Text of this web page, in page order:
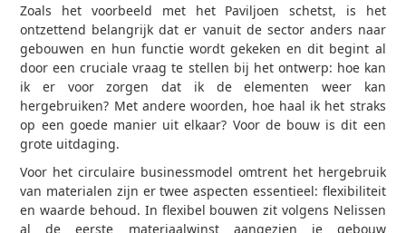
Zoals het voorbeeld met het Paviljoen schetst, is het
ontzettend belangrijk dat er vanuit de sector anders naar
gebouwen en hun functie wordt gekeken en dit begint al
door een cruciale vraag te stellen bij het ontwerp: hoe kan
ik er voor zorgen dat ik de elementen weer kan
hergebruiken? Met andere woorden, hoe haal ik het straks
op een goede manier uit elkaar? Voor de bouw is dit een
grote uitdaging.
Voor het circulaire businessmodel omtrent het hergebruik
van materialen zijn er twee aspecten essentieel: flexibiliteit
en waarde behoud. In flexibel bouwen zit volgens Nelissen
al de eerste materiaalwinst aangezien je gebouw